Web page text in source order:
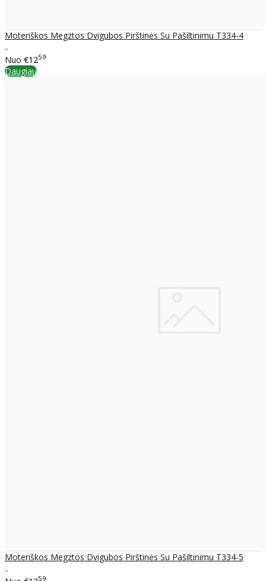
Moteriškos Megztos Dvigubos Pirštinės Su Pašiltinimu T334-4
..
Nuo €1259
Daugiau
Moteriškos Megztos Dvigubos Pirštinės Su Pašiltinimu T334-5
..
59